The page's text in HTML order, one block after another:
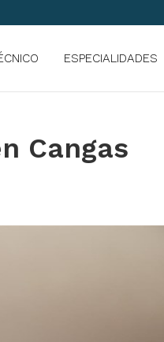
ESPECIALIDADES
Cangas